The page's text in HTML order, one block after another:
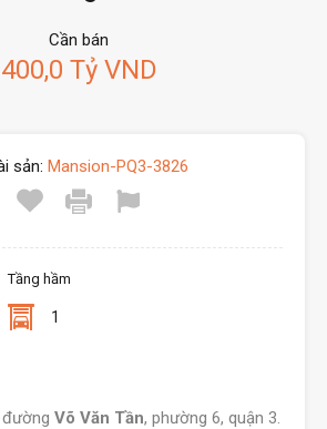
Cần bán
400,0 Tỷ VND
sản: Mansion-PQ3-3826
Tầng hầm
1
Võ Văn Tần, phường 6, quận 3.